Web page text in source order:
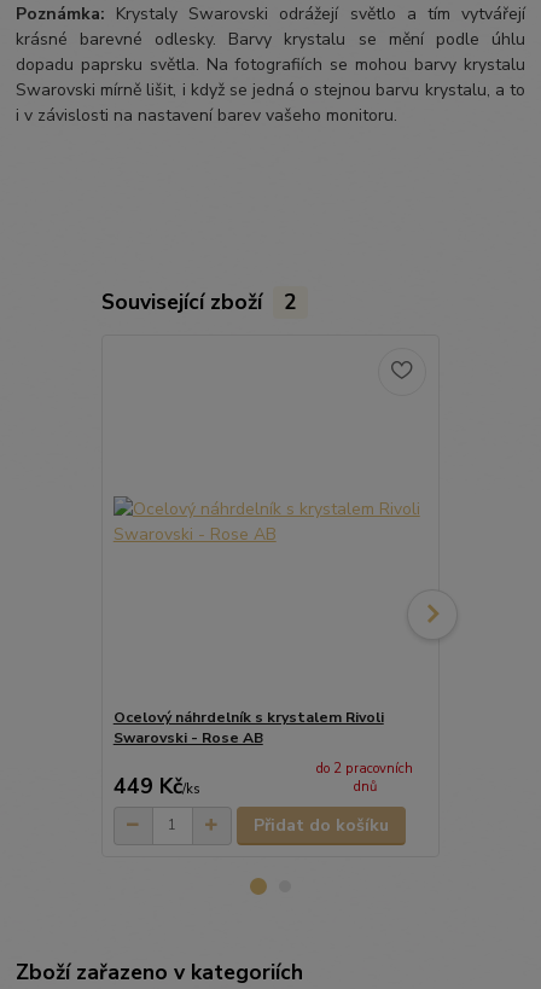
Poznámka: Krystaly Swarovski odrážejí světlo a tím vytvářejí
krásné barevné odlesky. Barvy krystalu se mění podle úhlu
dopadu paprsku světla. Na fotografiích se mohou barvy krystalu
Swarovski mírně lišit, i když se jedná o stejnou barvu krystalu, a to
i v závislosti na nastavení barev vašeho monitoru.
Související zboží 2
Ocelový náhrdelník s krystalem Rivoli
Swarovski - Rose AB
449 Kč/ks
do 2 pracovních
dnů
Přidat do košíku
Zboží zařazeno v kategoriích